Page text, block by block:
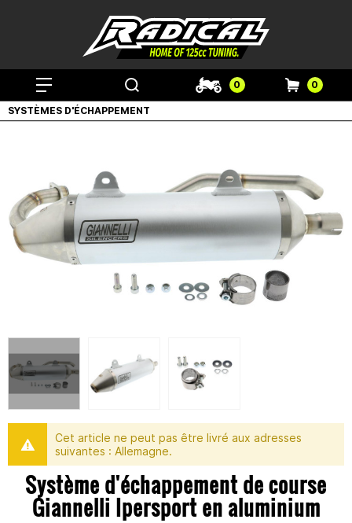
0 0
SYSTÈMES D'ÉCHAPPEMENT
Cet article ne peut pas être livré aux adresses
suivantes : Allemagne.
Système d'échappement de course
Giannelli Ipersport en aluminium